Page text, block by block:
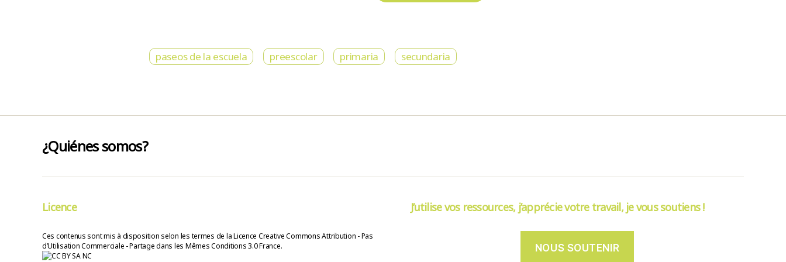
paseos de la escuela preescolar primaria secundaria
¿Quiénes somos?
Licence
Ces contenus sont mis à disposition selon les termes de la Licence Creative Commons Attribution - Pas
d’Utilisation Commerciale - Partage dans les Mêmes Conditions 3.0 France.
J’utilise vos ressources, j’apprécie votre travail, je vous soutiens !
NOUS SOUTENIR